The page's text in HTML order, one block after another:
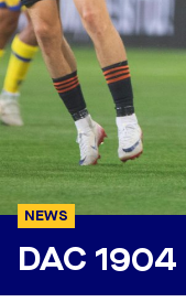
NEWS
DAC 1904